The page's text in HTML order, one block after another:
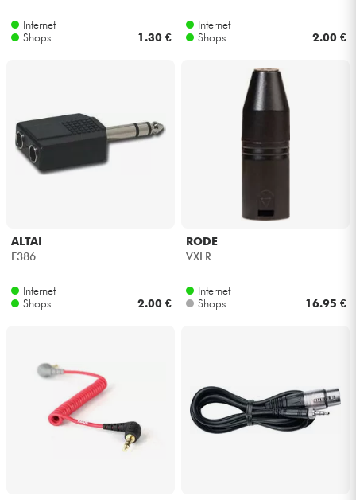
Internet
Shops
1.30 €
Internet
Shops
2.00 €
ALTAI
F386
Internet
Shops
2.00 €
RODE
VXLR
Internet
Shops
16.95 €